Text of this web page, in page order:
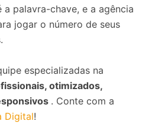
palavra-chave, e a agência
jogar o número de seus
especializadas na
otimizados,
. Conte com a
Digital!